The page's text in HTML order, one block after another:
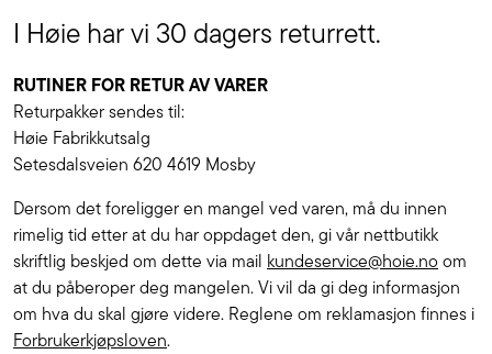
I Høie har vi 30 dagers returrett.
RUTINER FOR RETUR AV VARER
Returpakker sendes til:
Høie Fabrikkutsalg
Setesdalsveien 620 4619 Mosby
Dersom det foreligger en mangel ved varen, må du innen
rimelig tid etter at du har oppdaget den, gi vår nettbutikk
skriftlig beskjed om dette via mail kundeservice@hoie.no om
at du påberoper deg mangelen. Vi vil da gi deg informasjon
om hva du skal gjøre videre. Reglene om reklamasjon finnes i
Forbrukerkjøpsloven.